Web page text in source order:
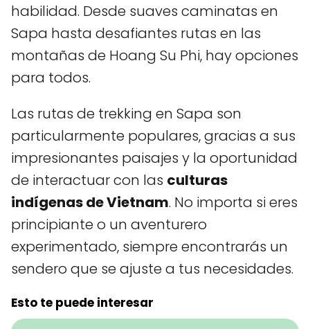
habilidad. Desde suaves caminatas en
Sapa hasta desafiantes rutas en las
montañas de Hoang Su Phi, hay opciones
para todos.
Las rutas de trekking en Sapa son
particularmente populares, gracias a sus
impresionantes paisajes y la oportunidad
de interactuar con las culturas
indígenas de Vietnam. No importa si eres
principiante o un aventurero
experimentado, siempre encontrarás un
sendero que se ajuste a tus necesidades.
Esto te puede interesar